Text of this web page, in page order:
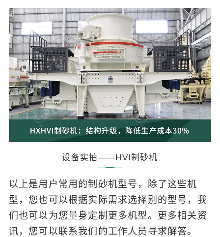
设备实拍——HVI制砂机
以上是用户常用的制砂机型号，除了这些机
型，您也可以根据实际需求选择别的型号，我
们也可以为您量身定制更多机型。更多相关资
讯，您可以联系我们的工作人员寻求解答。